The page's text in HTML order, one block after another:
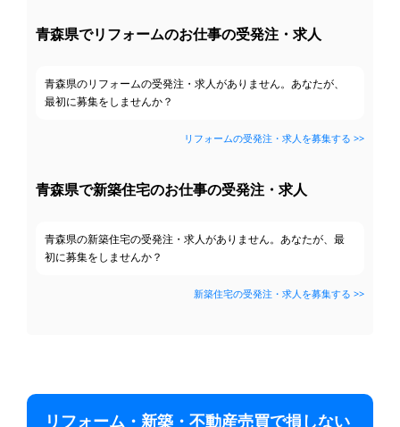
青森県でリフォームのお仕事の受発注・求人
青森県のリフォームの受発注・求人がありません。あなたが、
最初に募集をしませんか？
リフォームの受発注・求人を募集する >>
青森県で新築住宅のお仕事の受発注・求人
青森県の新築住宅の受発注・求人がありません。あなたが、最
初に募集をしませんか？
新築住宅の受発注・求人を募集する >>
リフォーム・新築・不動産売買で損しない